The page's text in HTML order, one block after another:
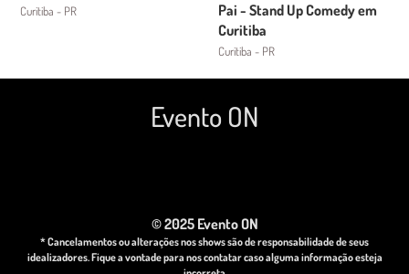
Curitiba - PR
Pai - Stand Up Comedy em
Curitiba
Curitiba - PR
Evento ON
© 2025 Evento ON
* Cancelamentos ou alterações nos shows são de responsabilidade de seus
idealizadores. Fique a vontade para nos contatar caso alguma informação esteja